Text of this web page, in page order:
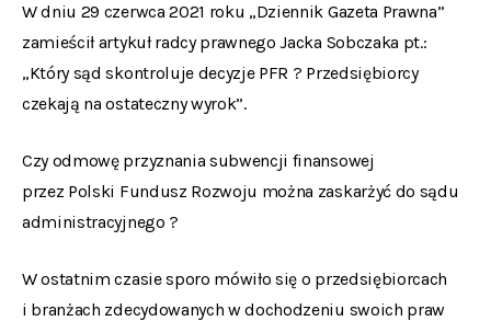
W dniu 29 czerwca 2021 roku „Dziennik Gazeta Prawna”
zamieścił artykuł radcy prawnego Jacka Sobczaka pt.:
„Który sąd skontroluje decyzje PFR ? Przedsiębiorcy
czekają na ostateczny wyrok”.
Czy odmowę przyznania subwencji finansowej
przez Polski Fundusz Rozwoju można zaskarżyć do sądu
administracyjnego ?
W ostatnim czasie sporo mówiło się o przedsiębiorcach
i branżach zdecydowanych w dochodzeniu swoich praw